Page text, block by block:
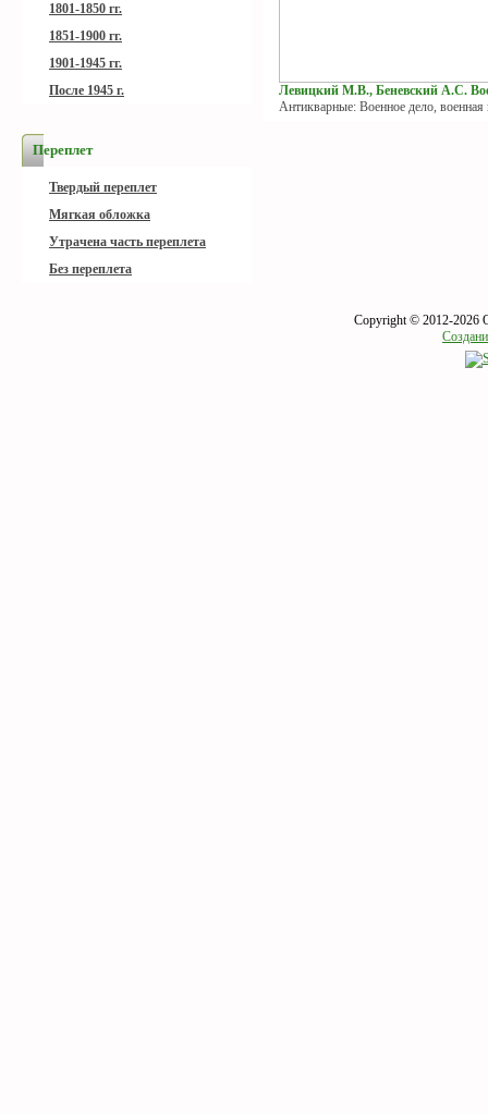
1801-1850 гг.
1851-1900 гг.
1901-1945 гг.
После 1945 г.
Переплет
Твердый переплет
Мягкая обложка
Утрачена часть переплета
Без переплета
Левицкий М.В., Беневский А.С.
Антикварные: Военное дело, военная
Copyright © 2012-2026